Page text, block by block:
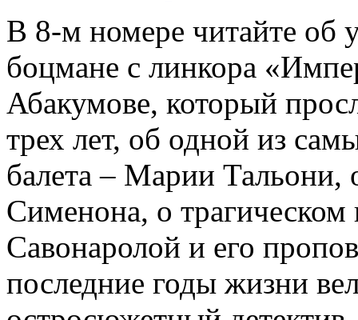
В 8-м номере читайте об
боцмане с линкора
Абакумове, который
трех лет, об одной из
балета – Марии
Сименона, о трагическом
Савонаролой и его
последние годы жизни